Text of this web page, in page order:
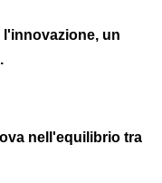
l'innovazione, un
nell'equilibrio tra